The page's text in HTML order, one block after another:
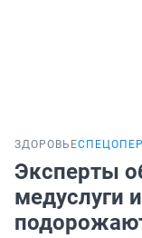
ЗДОРОВЬЕ
Эксперты
медуслуги